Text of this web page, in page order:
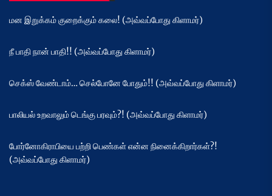
மன இறுக்கம் குறைக்கும் கலை! (அவ்வப்போது கிளாமர்)
நீ பாதி நான் பாதி!! (அவ்வப்போது கிளாமர்)
செக்ஸ் வேண்டாம்… செல்போனே போதும்!! (அவ்வப்போது கிளாமர்)
பாலியல் உறவாலும் டெங்கு பரவும்?! (அவ்வப்போது கிளாமர்)
போர்னோகிராபியை பற்றி பெண்கள் என்ன நினைக்கிறார்கள்?!
(அவ்வப்போது கிளாமர்)